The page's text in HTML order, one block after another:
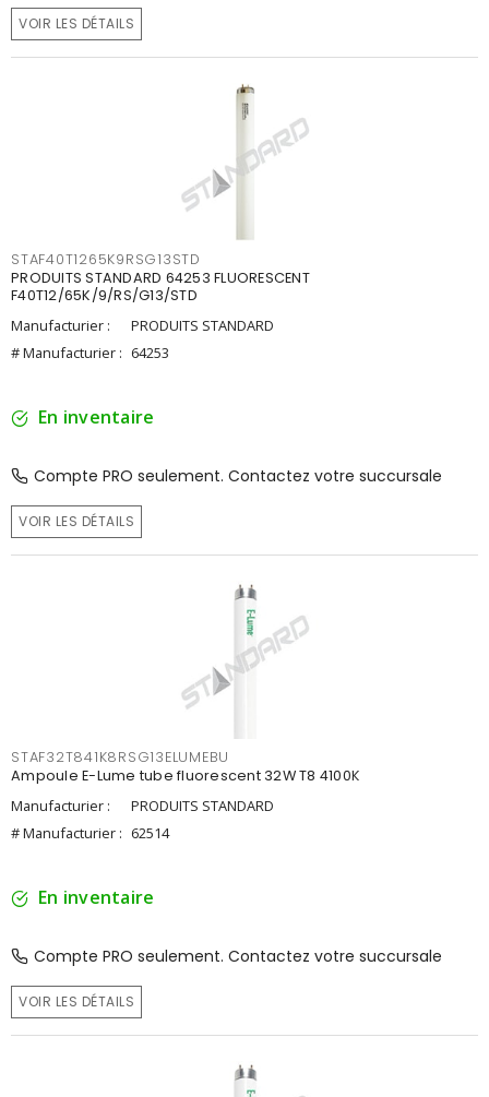
VOIR LES DÉTAILS
STAF40T1265K9RSG13STD
PRODUITS STANDARD 64253 FLUORESCENT
F40T12/65K/9/RS/G13/STD
Manufacturier :
PRODUITS STANDARD
# Manufacturier : 64253
En inventaire
Compte PRO seulement. Contactez votre succursale
VOIR LES DÉTAILS
STAF32T841K8RSG13ELUMEBU
Ampoule E-Lume tube fluorescent 32W T8 4100K
Manufacturier :
PRODUITS STANDARD
# Manufacturier : 62514
En inventaire
Compte PRO seulement. Contactez votre succursale
VOIR LES DÉTAILS